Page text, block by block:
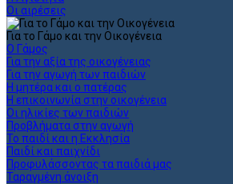
Οι αιρέσεις
Για το Γάμο και την Οικογένεια
Ο Γάμος
Για την αξία της οικογένειας
Για την αγωγή των παιδιών
Η μητέρα και ο πατέρας
Η επικοινωνία στην οικογένεια
Οι ηλικίες των παιδιών
Προβλήματα στην αγωγή
Το παιδί και η Εκκλησία
Παιδί και παιχνίδι
Προφυλάσσοντας τα παιδιά μας
Ταραγμένη άνοιξη